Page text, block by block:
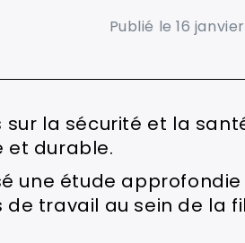
Publié le 16
la sécurité et la
et durable.
une étude approfondie
travail au sein de la